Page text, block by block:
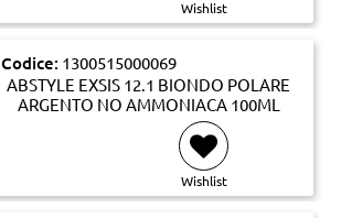
Wishlist
Codice: 1300515000069
ABSTYLE EXSIS 12.1 BIONDO POLARE
ARGENTO NO AMMONIACA 100ML
Wishlist